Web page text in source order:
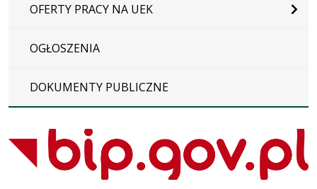
OFERTY PRACY NA UEK
OGŁOSZENIA
DOKUMENTY PUBLICZNE